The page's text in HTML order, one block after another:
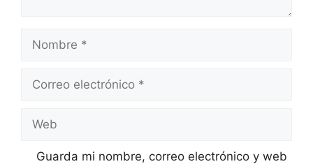
electrónico
Guarda mi nombre, correo electrónico y web